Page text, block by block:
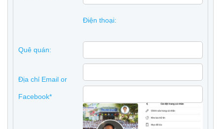
Điện thoại:
Quê quán:
Địa chỉ Email or
Facebook*